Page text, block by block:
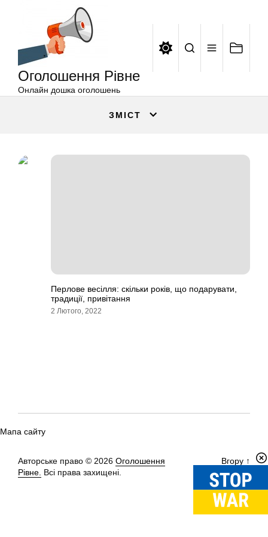
Оголошення Рівне
Онлайн дошка оголошень
ЗМІСТ
Перлове весілля: скільки років, що подарувати,
традиції, привітання
2 Лютого, 2022
Мапа сайту
Авторське право © 2026 Оголошення
Рівне. Всі права захищені.
Вгору ↑